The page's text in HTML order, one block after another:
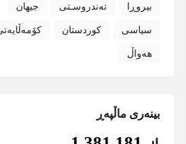
بیروڕا تەندروسـتی جیهان
سیاسی کوردستان
هەواڵ
بینەری ماڵپەڕ